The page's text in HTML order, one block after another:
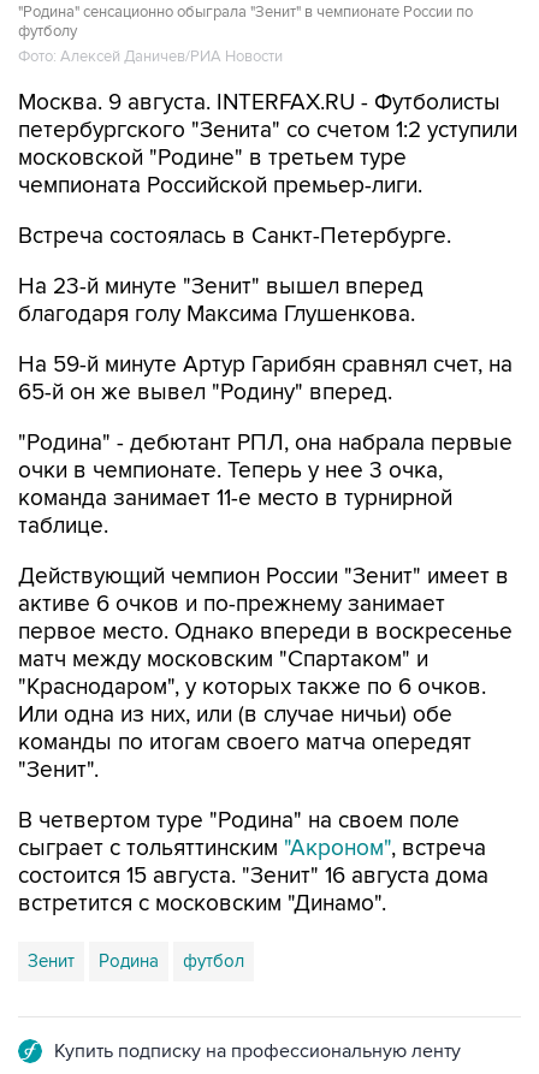
"Родина" сенсационно обыграла "Зенит" в чемпионате России по
футболу
Фото: Алексей Даничев/РИА Новости
Москва. 9 августа. INTERFAX.RU - Футболисты
петербургского "Зенита" со счетом 1:2 уступили
московской "Родине" в третьем туре
чемпионата Российской премьер-лиги.
Встреча состоялась в Санкт-Петербурге.
На 23-й минуте "Зенит" вышел вперед
благодаря голу Максима Глушенкова.
На 59-й минуте Артур Гарибян сравнял счет, на
65-й он же вывел "Родину" вперед.
"Родина" - дебютант РПЛ, она набрала первые
очки в чемпионате. Теперь у нее 3 очка,
команда занимает 11-е место в турнирной
таблице.
Действующий чемпион России "Зенит" имеет в
активе 6 очков и по-прежнему занимает
первое место. Однако впереди в воскресенье
матч между московским "Спартаком" и
"Краснодаром", у которых также по 6 очков.
Или одна из них, или (в случае ничьи) обе
команды по итогам своего матча опередят
"Зенит".
В четвертом туре "Родина" на своем поле
сыграет с тольяттинским "Акроном", встреча
состоится 15 августа. "Зенит" 16 августа дома
встретится с московским "Динамо".
Зенит Родина футбол
Купить подписку на профессиональную ленту